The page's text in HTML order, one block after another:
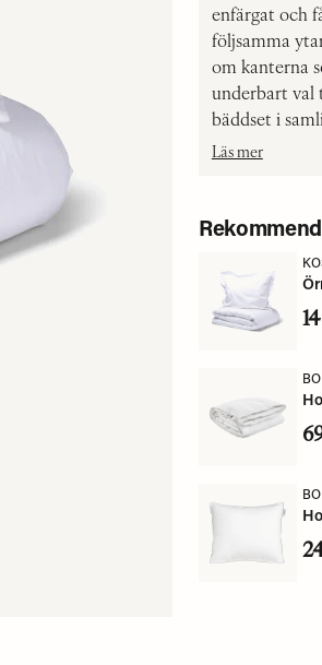
enfärgat och
följsamma
om kanterna
underbart val
bäddset i
Läs mer